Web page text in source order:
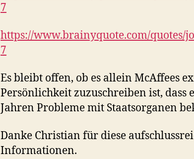
7
https://www.brainyquote.com/quotes/
7
Es bleibt offen, ob es allein McAffees
Persönlichkeit zuzuschreiben ist, dass
Jahren Probleme mit Staatsorganen
Danke Christian für diese
Informationen.